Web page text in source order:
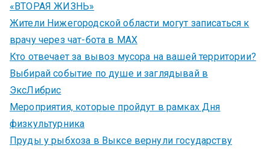
«ВТОРАЯ ЖИЗНЬ»
Жители Нижегородской области могут записаться к
врачу через чат-бота в MAX
Кто отвечает за вывоз мусора на вашей территории?
Выбирай событие по душе и заглядывай в
ЭксЛибрис
Мероприятия, которые пройдут в рамках Дня
физкультурника
Пруды у рыбхоза в Выксе вернули государству